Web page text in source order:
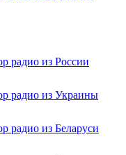
радио из России
радио из Украины
радио из Беларуси